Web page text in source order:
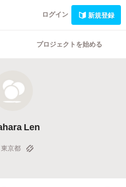
ログイン 新規登録
プロジェクトを始める
Len
東京都